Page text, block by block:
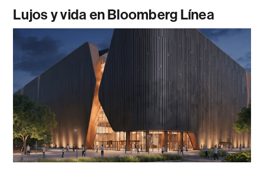
Lujos y vida en Bloomberg Línea